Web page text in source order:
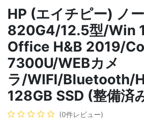
HP (エイチピー) ノ
820G4/12.5型/Win
Office H&B 2019/
7300U/WEBカメ
ラ/WIFI/Bluetooth/
128GB SSD (整備済
(0件レビュー)